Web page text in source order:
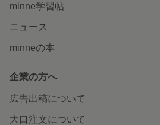
minne学習帖
ニュース
minneの本
企業の方へ
広告出稿について
大口注文について